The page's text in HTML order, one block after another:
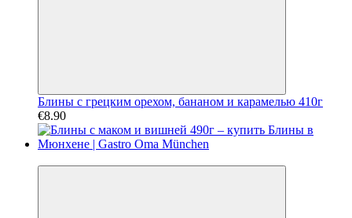
Блины с грецким орехом, бананом и карамелью 410г
€8.90